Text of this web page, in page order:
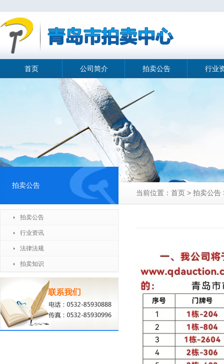
首页 公司简介 拍卖公告 行业
拍卖公告
拍卖公告
行业资讯
法律法规
拍卖知识
当前位置：首页 > 拍卖公